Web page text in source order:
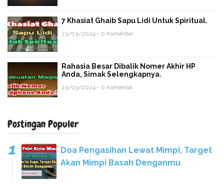
7 Khasiat Ghaib Sapu Lidi Untuk Spiritual.
23/03/2024 - 0 Komentar
Rahasia Besar Dibalik Nomer Akhir HP
Anda, Simak Selengkapnya.
23/03/2024 - 0 Komentar
Postingan Populer
Doa Pengasihan Lewat Mimpi, Target
Akan Mimpi Basah Denganmu